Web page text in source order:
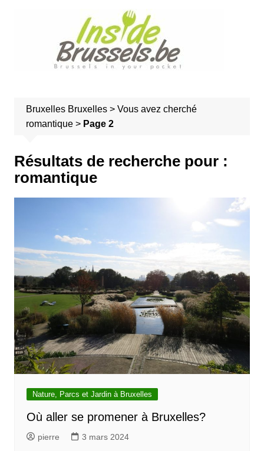
Bruxelles Bruxelles> Vous avez cherché
romantique> Page 2
Résultats de recherche pour :
romantique
Nature, Parcs et Jardin à Bruxelles
Où aller se promener à Bruxelles?
pierre 3 mars 2024